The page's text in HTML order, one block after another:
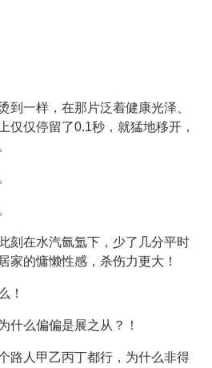
到一样，在那片泛着健康光泽、
仅仅停留了0.1秒，就猛地移开，
刻在水汽氤氲下，少了几分平时
家的慵懒性感，杀伤力更大！
！
什么偏偏是展之从？！
路人甲乙丙丁都行，为什么非得